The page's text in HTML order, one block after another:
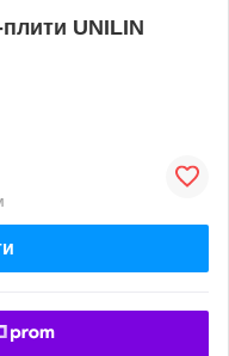
плити UNILIN